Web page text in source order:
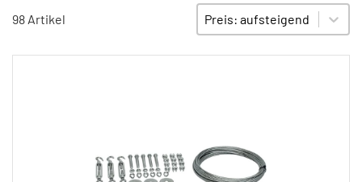
98 Artikel
SORTIEREN
Sort content